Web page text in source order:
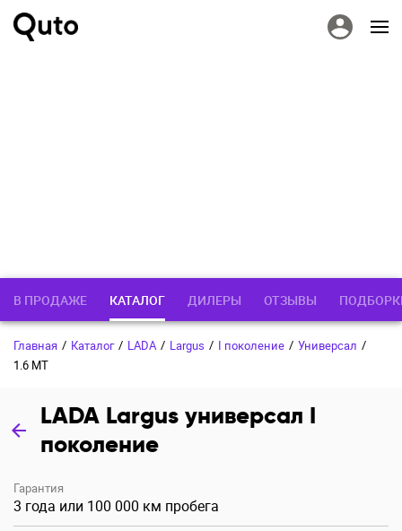
В ПРОДАЖЕ КАТАЛОГ ДИЛЕРЫ ОТЗЫВЫ
Главная / Каталог / LADA / Largus / I поколение / Универсал /
1.6 MT
LADA Largus универсал I
поколение
Гарантия
3 года или 100 000 км пробега